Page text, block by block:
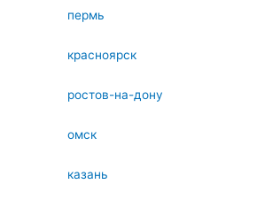
пермь
красноярск
ростов-на-дону
омск
казань